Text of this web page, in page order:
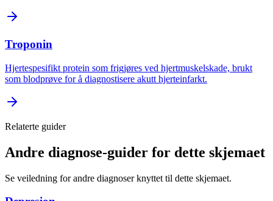
Troponin
Hjertespesifikt protein som frigjøres ved hjertmuskelskade, brukt
som blodprøve for å diagnostisere akutt hjerteinfarkt.
Relaterte guider
Andre diagnose-guider for dette skjemaet
Se veiledning for andre diagnoser knyttet til dette skjemaet.